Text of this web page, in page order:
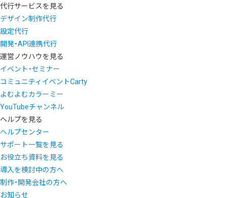
代行サービスを見る
デザイン制作代行
設定代行
開発・API連携代行
運営ノウハウを見る
イベント・セミナー
コミュニティイベントCarty
よむよむカラーミー
YouTubeチャンネル
ヘルプを見る
ヘルプセンター
サポート一覧を見る
お役立ち資料を見る
導入を検討中の方へ
制作・開発会社の方へ
お知らせ